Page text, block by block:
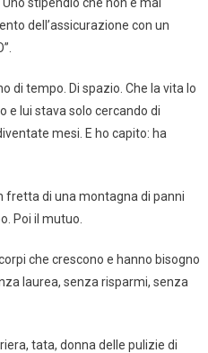
dell’assicurazione con un
di tempo. Di spazio. Che la vita lo
e lui stava solo cercando di
mesi. E ho capito: ha
fretta di una montagna di panni
Poi il mutuo.
che crescono e hanno bisogno
laurea, senza risparmi, senza
tata, donna delle pulizie di